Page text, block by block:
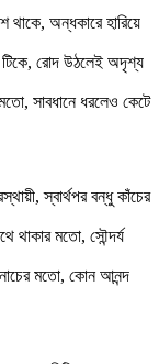
থাকে, অন্ধকারে হারিয়ে
টিকে, রোদ উঠলেই অদৃশ্য
সাবধানে ধরলেও কেটে
স্বার্থপর বন্ধু কাঁচের
থাকার মতো, সৌন্দর্য
মতো, কোন আনন্দ